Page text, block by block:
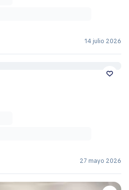
14 julio 2026
27 mayo 2026